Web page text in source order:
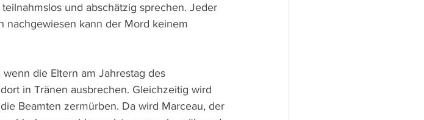
und abschätzig sprechen. Jeder
nachgewiesen kann der Mord keinem
die Eltern am Jahrestag des
in Tränen ausbrechen. Gleichzeitig wird
Beamten zermürben. Da wird Marceau, der